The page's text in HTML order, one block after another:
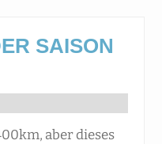
SAISON
aber dieses